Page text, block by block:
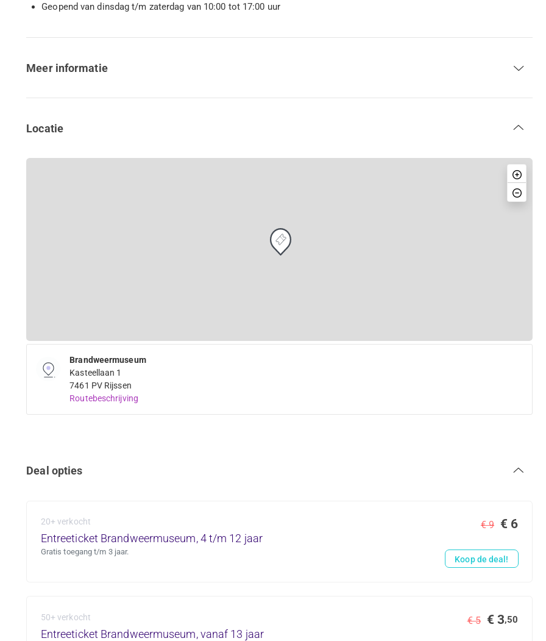
Geopend van dinsdag t/m zaterdag van 10:00 tot 17:00 uur
Meer informatie
Locatie
Brandweermuseum
Kasteellaan 1
7461 PV Rijssen
Routebeschrijving
Deal opties
20+ verkocht
Entreeticket Brandweermuseum, 4 t/m 12 jaar
Gratis toegang t/m 3 jaar.
€ 9 € 6
Koop de deal!
50+ verkocht
Entreeticket Brandweermuseum, vanaf 13 jaar
€ 5 € 3,50